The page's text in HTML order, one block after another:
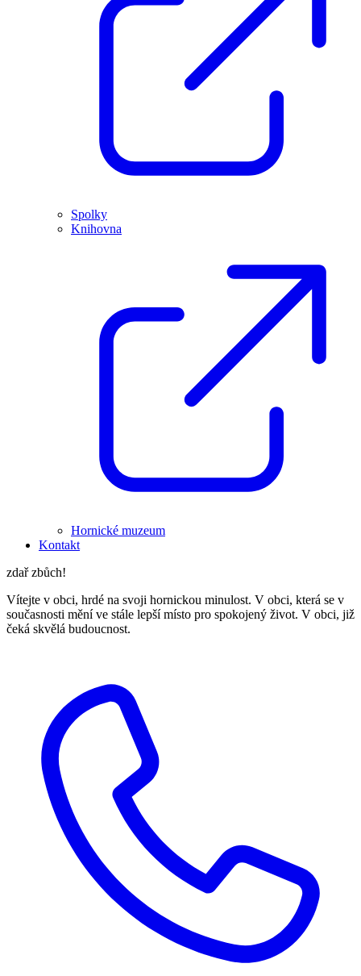
Spolky
Knihovna
Hornické muzeum
Kontakt
zdař zbůch!
Vítejte v obci, hrdé na svoji hornickou minulost. V obci, která se v
současnosti mění ve stále lepší místo pro spokojený život. V obci, již
čeká skvělá budoucnost.